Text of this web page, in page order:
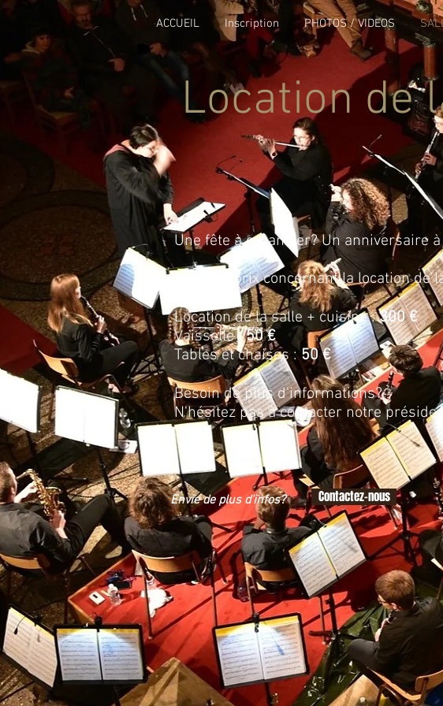
ACCUEIL Inscription PHOTOS / VIDEOS
Location de
Une fête à organiser? Un anniversaire
Voici les prix concernant la location
Location de la salle + cuisine :300 €
Vaisselle :50 €
Tables et chaises :50 €
Besoin de plus d'informations?
N'hésitez pas à contacter notre
Envie de plus d'infos? Contactez-nous